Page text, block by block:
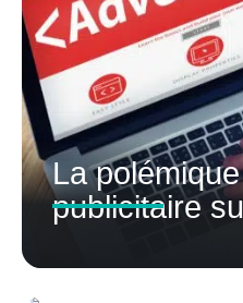
La
publicitaire